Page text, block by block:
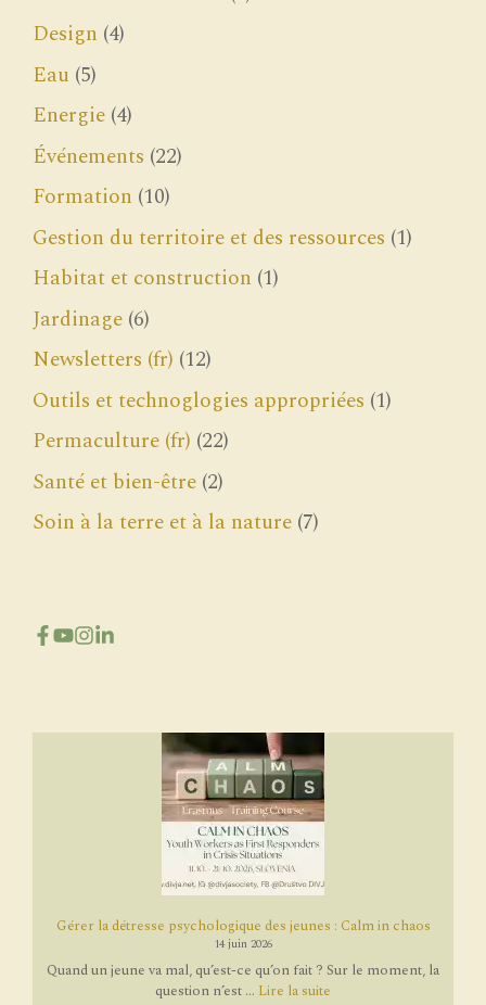
Design (4)
Eau (5)
Energie (4)
Événements (22)
Formation (10)
Gestion du territoire et des ressources (1)
Habitat et construction (1)
Jardinage (6)
Newsletters (fr) (12)
Outils et technoglogies appropriées (1)
Permaculture (fr) (22)
Santé et bien-être (2)
Soin à la terre et à la nature (7)
Gérer la détresse psychologique des jeunes : Calm in chaos
14 juin 2026
Quand un jeune va mal, qu’est-ce qu’on fait ? Sur le moment, la
question n’est ... Lire la suite